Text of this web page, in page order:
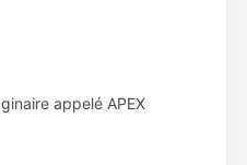
appelé APEX